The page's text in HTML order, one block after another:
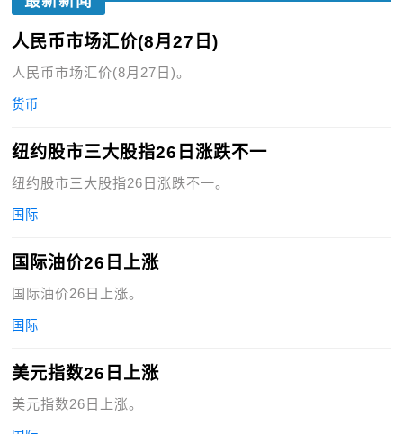
人民币市场汇价(8月27日)
人民币市场汇价(8月27日)。
货币
纽约股市三大股指26日涨跌不一
纽约股市三大股指26日涨跌不一。
国际
国际油价26日上涨
国际油价26日上涨。
国际
美元指数26日上涨
美元指数26日上涨。